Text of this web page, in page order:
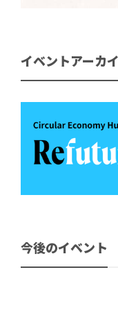
イベントアーカ
今後のイベント